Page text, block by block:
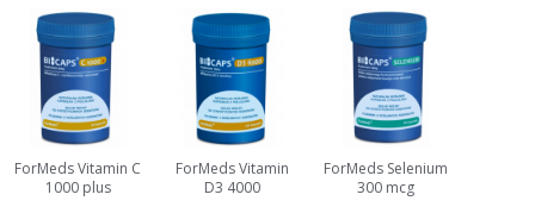
ForMeds Vitamin C
1000 plus
ForMeds Vitamin
D3 4000
ForMeds Selenium
300 mcg